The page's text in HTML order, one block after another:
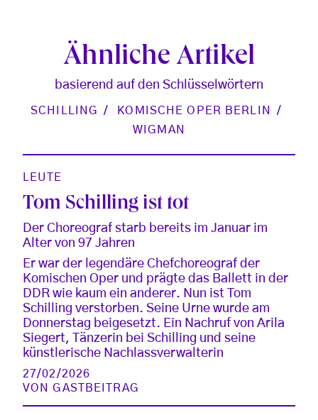
Ähnliche Artikel
basierend auf den Schlüsselwörtern
SCHILLING
KOMISCHE OPER BERLIN
WIGMAN
LEUTE
Tom Schilling ist tot
Der Choreograf starb bereits im Januar im
Alter von 97 Jahren
Er war der legendäre Chefchoreograf der
Komischen Oper und prägte das Ballett in der
DDR wie kaum ein anderer. Nun ist Tom
Schilling verstorben. Seine Urne wurde am
Donnerstag beigesetzt. Ein Nachruf von Arila
Siegert, Tänzerin bei Schilling und seine
künstlerische Nachlassverwalterin
27/02/2026
VONGASTBEITRAG